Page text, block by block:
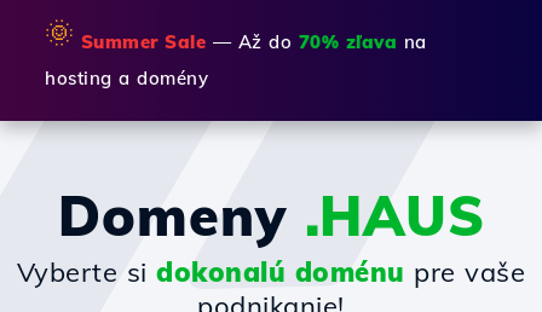
🌞 Summer Sale — Až do 70% zľava na
hosting a domény
Domeny .HAUS
Vyberte sidokonalú doménu pre vaše